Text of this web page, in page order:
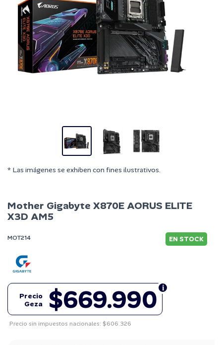
* Las imágenes se exhiben con fines ilustrativos.
Mother Gigabyte X870E AORUS ELITE
X3D AM5
MOT214 EN STOCK
$669.990
Precio
Geza
Precio sin impuestos nacionales: $606.326